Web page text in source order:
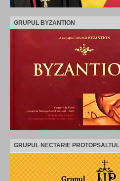
GRUPUL BYZANTION
GRUPUL NECTARIE PROTOPSALTUL